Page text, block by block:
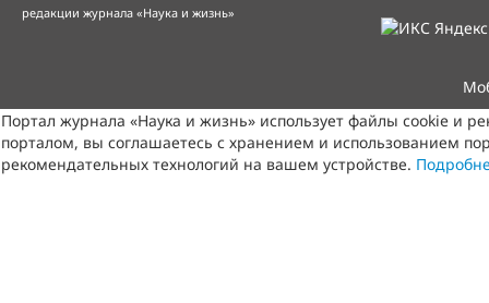
редакции журнала «Наука и жизнь»
Портал журнала «Наука и жизнь» использует файлы cookie и
порталом, вы соглашаетесь с хранением и использованием
рекомендательных технологий на вашем устройстве.